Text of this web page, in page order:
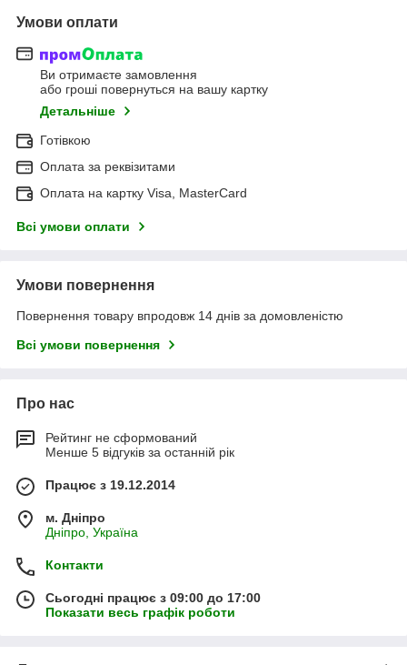
Умови оплати
Ви отримаєте замовлення
або гроші повернуться на вашу картку
Детальніше
Готівкою
Оплата за реквізитами
Оплата на картку Visa, MasterCard
Всі умови оплати
Умови повернення
Повернення товару впродовж 14 днів за домовленістю
Всі умови повернення
Про нас
Рейтинг не сформований
Менше 5 відгуків за останній рік
Працює з 19.12.2014
м. Дніпро
Дніпро, Україна
Контакти
Сьогодні працює з 09:00 до 17:00
Показати весь графік роботи